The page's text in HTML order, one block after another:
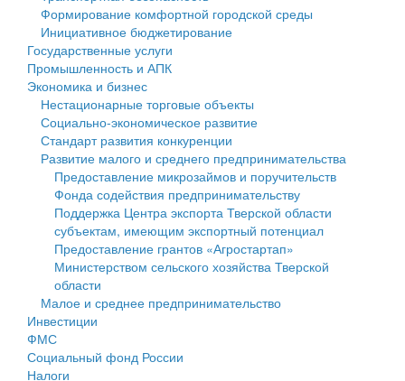
Государственные услуги
Промышленность и АПК
Экономика и бизнес
Символика
Устав
Гостям округа
Туризм
Культура
Образование
Здравоохранение
Социальная защита
Фотоальбом
муниципального округа Тверской области
Администрация Кашинского муниципального округа
Тверской области
Управление сельскими территориями
Открытые данные
Работа с обращениями граждан
Муниципальный контроль
Муниципальные услуги
Проекты административных регламентов
Антимонопольный комплаенс
Финансовое управление
Бюджет для граждан
Имущество
Выявление правообладателей ранее учтенных
объектов недвижимости
Имущественная поддержка субъектов малого и
среднего предпринимательства
Информационная поддержка субъектов малого и
среднего предпринимательства
Муниципальные программы
Формирование комфортной городской среды
Инициативное бюджетирование
Государственные услуги
Промышленность и АПК
Экономика и бизнес
Нестационарные торговые объекты
Социально-экономическое развитие
Стандарт развития конкуренции
Развитие малого и среднего предпринимательства
Предоставление микрозаймов и поручительств
Фонда содействия предпринимательству
Поддержка Центра экспорта Тверской области
субъектам, имеющим экспортный потенциал
Предоставление грантов «Агростартап»
Министерством сельского хозяйства Тверской
области
Малое и среднее предпринимательство
Инвестиции
ФМС
Социальный фонд России
Налоги